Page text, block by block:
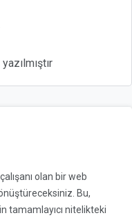
olan bir web
Bu,
tamamlayıcı nitelikteki